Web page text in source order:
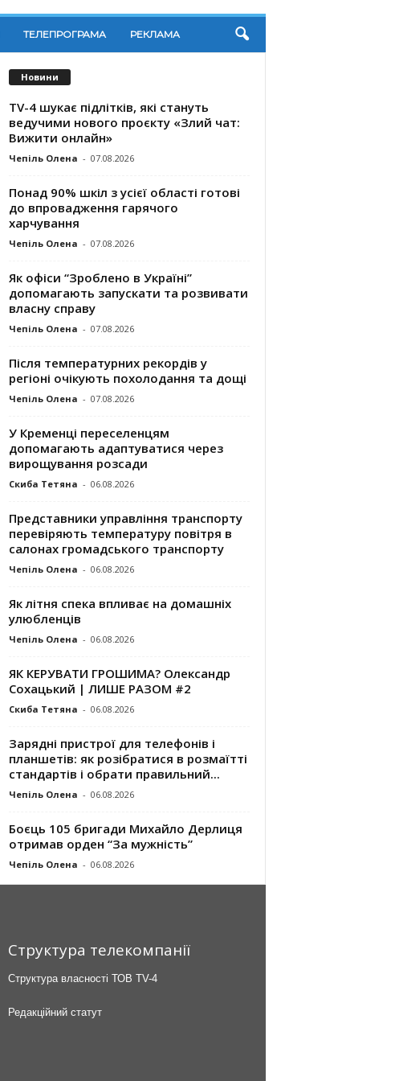
ТЕЛЕПРОГРАМА РЕКЛАМА
Новини
TV-4 шукає підлітків, які стануть
ведучими нового проєкту «Злий чат:
Вижити онлайн»
Чепіль Олена - 07.08.2026
Понад 90% шкіл з усієї області готові
до впровадження гарячого
харчування
Чепіль Олена - 07.08.2026
Як офіси “Зроблено в Україні”
допомагають запускaти та розвивати
власну справу
Чепіль Олена - 07.08.2026
Після температурних рекордів у
регіоні очікують похолодання та дощі
Чепіль Олена - 07.08.2026
У Кременці переселенцям
допомагають адаптуватися через
вирощування розсади
Скиба Тетяна - 06.08.2026
Представники управління транспорту
перевіряють температуру повітря в
салонах громадського транспорту
Чепіль Олена - 06.08.2026
Як літня спека впливає на домашніх
улюбленців
Чепіль Олена - 06.08.2026
ЯК КЕРУВАТИ ГРОШИМА? Олександр
Сохацький | ЛИШЕ РАЗОМ #2
Скиба Тетяна - 06.08.2026
Зарядні пристрої для телефонів і
планшетів: як розібратися в розмаїтті
стандартів і обрати правильний...
Чепіль Олена - 06.08.2026
Боєць 105 бригади Михайло Дерлиця
отримав орден “За мужність”
Чепіль Олена - 06.08.2026
Структура телекомпанії
Структура власності ТОВ TV-4
Редакційний статут